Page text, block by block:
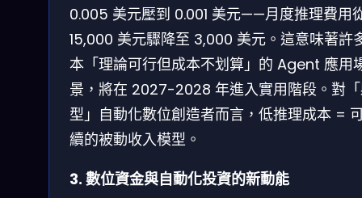
0.005 美元壓到 0.001 美元——月度推理費用
15,000 美元驟降至 3,000 美元。這意味著許
本「理論可行但成本不划算」的 Agent 應用
景，將在 2027-2028 年進入實用階段。對
型」自動化數位創造者而言，低推理成本 =
續的被動收入模型。
3. 數位資金與自動化投資的新動能